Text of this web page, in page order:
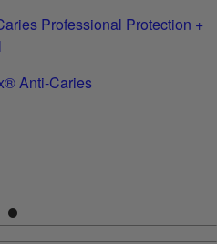
Professional Protection +